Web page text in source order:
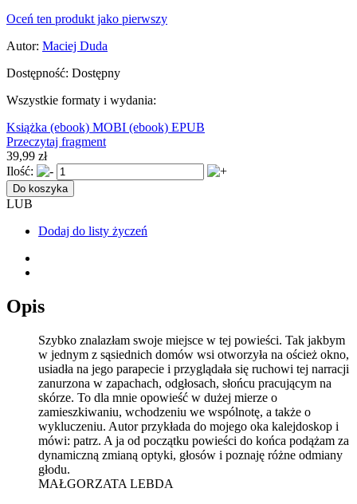
Oceń ten produkt jako pierwszy
Autor: Maciej Duda
Dostępność: Dostępny
Wszystkie formaty i wydania:
Książka (ebook) MOBI (ebook) EPUB
Przeczytaj fragment
39,99 zł
Ilość:
Do koszyka
LUB
Dodaj do listy życzeń
Opis
Szybko znalazłam swoje miejsce w tej powieści. Tak jakbym
w jednym z sąsiednich domów wsi otworzyła na oścież okno,
usiadła na jego parapecie i przyglądała się ruchowi tej narracji
zanurzona w zapachach, odgłosach, słońcu pracującym na
skórze. To dla mnie opowieść w dużej mierze o
zamieszkiwaniu, wchodzeniu we wspólnotę, a także o
wykluczeniu. Autor przykłada do mojego oka kalejdoskop i
mówi: patrz. A ja od początku powieści do końca podążam za
dynamiczną zmianą optyki, głosów i poznaję różne odmiany
głodu.
MAŁGORZATA LEBDA